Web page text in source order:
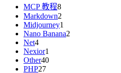
MCP 教程8
Markdown2
Midjourney1
Nano Banana2
Net4
Nexior1
Other40
PHP27